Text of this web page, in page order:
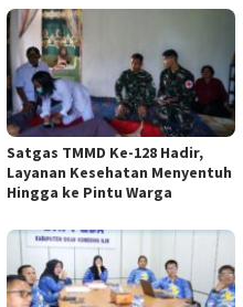
Satgas TMMD Ke-128 Hadir,
Layanan Kesehatan Menyentuh
Hingga ke Pintu Warga